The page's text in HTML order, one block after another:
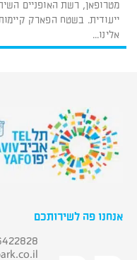
מטרופאן, רשת האופניים
אלינו...
אנחנו פה לשירותכם